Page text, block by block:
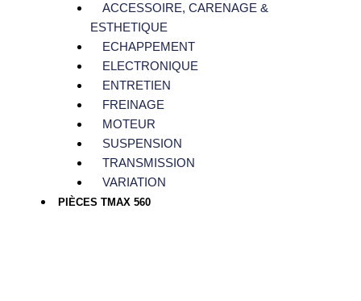
ACCESSOIRE, CARENAGE &
ESTHETIQUE
ECHAPPEMENT
ELECTRONIQUE
ENTRETIEN
FREINAGE
MOTEUR
SUSPENSION
TRANSMISSION
VARIATION
PIÈCES TMAX 560